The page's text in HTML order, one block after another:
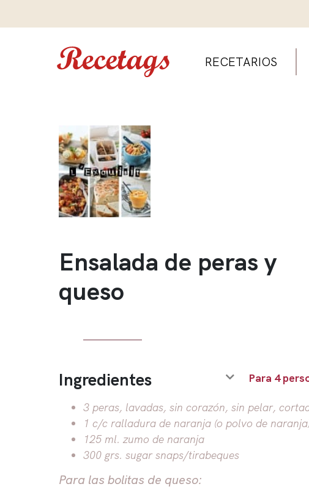
RECETARIOS
Ensalada de peras y
queso
Ingredientes Para 4
3 peras, lavadas, sin corazón, sin pelar,
1 c/c ralladura de naranja (o polvo de
125 ml. zumo de naranja
300 grs. sugar snaps/tirabeques
Para las bolitas de queso: